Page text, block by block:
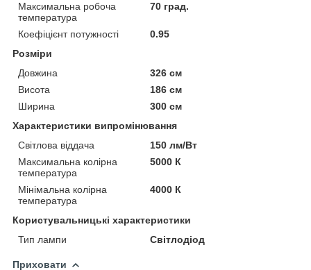
Максимальна робоча
температура
70 град.
Коефіцієнт потужності
0.95
Розміри
Довжина
326 см
Висота
186 см
Ширина
300 см
Характеристики випромінювання
Світлова віддача
150 лм/Вт
Максимальна колірна
температура
5000 К
Мінімальна колірна
температура
4000 К
Користувальницькі характеристики
Тип лампи
Світлодіод
Приховати